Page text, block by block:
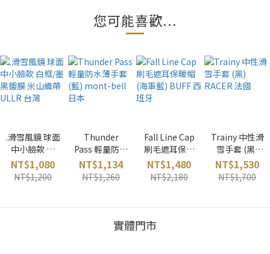
您可能喜歡...
.滑雪風鏡 球面
中小臉款 白
框/墨黑鍍膜
米山織帶
ULLR 台灣
NT$1,080
NT$1,200
Thunder
Pass 輕量防水
薄手套 (藍)
mont-bell 日
本
NT$1,134
NT$1,260
Fall Line Cap
刷毛遮耳保暖
帽 (海軍藍)
BUFF 西班牙
NT$1,480
NT$2,180
Trainy 中性滑
雪手套 (黑)
RACER 法國
NT$1,530
NT$1,700
實體門市